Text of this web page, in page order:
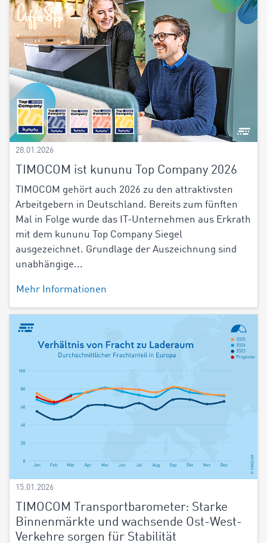
28.01.2026
TIMOCOM ist kununu Top Company 2026
TIMOCOM gehört auch 2026 zu den attraktivsten
Arbeitgebern in Deutschland. Bereits zum fünften
Mal in Folge wurde das IT-Unternehmen aus Erkrath
mit dem kununu Top Company Siegel
ausgezeichnet. Grundlage der Auszeichnung sind
unabhängige...
Mehr Informationen
15.01.2026
TIMOCOM Transportbarometer: Starke
Binnenmärkte und wachsende Ost-West-
Verkehre sorgen für Stabilität